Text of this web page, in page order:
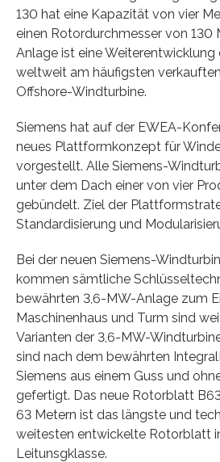
130 hat eine Kapazität von vier
einen Rotordurchmesser von 130
Anlage ist eine Weiterentwicklung
weltweit am häufigsten
Offshore-Windturbine.
Siemens hat auf der EWEA-
neues Plattformkonzept für
vorgestellt. Alle Siemens-
unter dem Dach einer von vier
gebündelt. Ziel der
Standardisierung und
Bei der neuen Siemens-
kommen sämtliche
bewährten 3,6-MW-Anlage zum
Maschinenhaus und Turm sind
Varianten der 3,6-MW-
sind nach dem bewährten
Siemens aus einem Guss und
gefertigt. Das neue Rotorblatt
63 Metern ist das längste und
weitesten entwickelte Rotorblatt
Leitunsgklasse.